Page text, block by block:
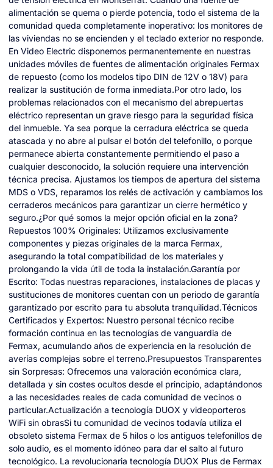
alimentación se quema o pierde potencia, todo el sistema de la
comunidad queda completamente inoperativo: los monitores de
las viviendas no se encienden y el teclado exterior no responde.
En Video Electric disponemos permanentemente en nuestras
unidades móviles de fuentes de alimentación originales Fermax
de repuesto (como los modelos tipo DIN de 12V o 18V) para
realizar la sustitución de forma inmediata.Por otro lado, los
problemas relacionados con el mecanismo del abrepuertas
eléctrico representan un grave riesgo para la seguridad física
del inmueble. Ya sea porque la cerradura eléctrica se queda
atascada y no abre al pulsar el botón del telefonillo, o porque
permanece abierta constantemente permitiendo el paso a
cualquier desconocido, la solución requiere una intervención
técnica precisa. Ajustamos los tiempos de apertura del sistema
MDS o VDS, reparamos los relés de activación y cambiamos los
cerraderos mecánicos para garantizar un cierre hermético y
seguro.¿Por qué somos la mejor opción oficial en la zona?
Repuestos 100% Originales: Utilizamos exclusivamente
componentes y piezas originales de la marca Fermax,
asegurando la total compatibilidad de los materiales y
prolongando la vida útil de toda la instalación.Garantía por
Escrito: Todas nuestras reparaciones, instalaciones de placas y
sustituciones de monitores cuentan con un periodo de garantía
garantizado por escrito para tu absoluta tranquilidad.Técnicos
Certificados y Expertos: Nuestro personal técnico recibe
formación continua en las tecnologías de vanguardia de
Fermax, acumulando años de experiencia en la resolución de
averías complejas sobre el terreno.Presupuestos Transparentes
sin Sorpresas: Ofrecemos una valoración económica clara,
detallada y sin costes ocultos desde el principio, adaptándonos
a las necesidades reales de cada comunidad de vecinos o
particular.Actualización a tecnología DUOX y videoporteros
WiFi sin obrasSi tu comunidad de vecinos todavía utiliza el
obsoleto sistema Fermax de 5 hilos o los antiguos telefonillos de
solo audio, es el momento idóneo para dar el salto al futuro
tecnológico. La revolucionaria tecnología DUOX Plus de Fermax